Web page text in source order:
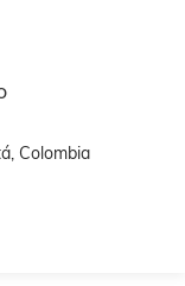
Colombia